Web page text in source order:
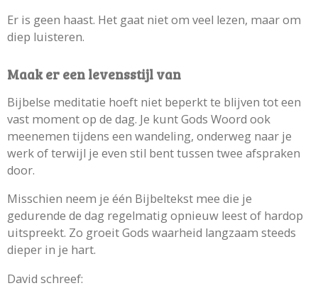
Er is geen haast. Het gaat niet om veel lezen, maar om
diep luisteren.
Maak er een levensstijl van
Bijbelse meditatie hoeft niet beperkt te blijven tot een
vast moment op de dag. Je kunt Gods Woord ook
meenemen tijdens een wandeling, onderweg naar je
werk of terwijl je even stil bent tussen twee afspraken
door.
Misschien neem je één Bijbeltekst mee die je
gedurende de dag regelmatig opnieuw leest of hardop
uitspreekt. Zo groeit Gods waarheid langzaam steeds
dieper in je hart.
David schreef: